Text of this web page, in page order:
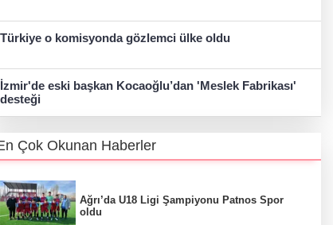
Türkiye o komisyonda gözlemci ülke oldu
İzmir'de eski başkan Kocaoğlu’dan 'Meslek Fabrikası'
desteği
Çok Okunan Haberler
Ağrı’da U18 Ligi Şampiyonu Patnos Spor
oldu